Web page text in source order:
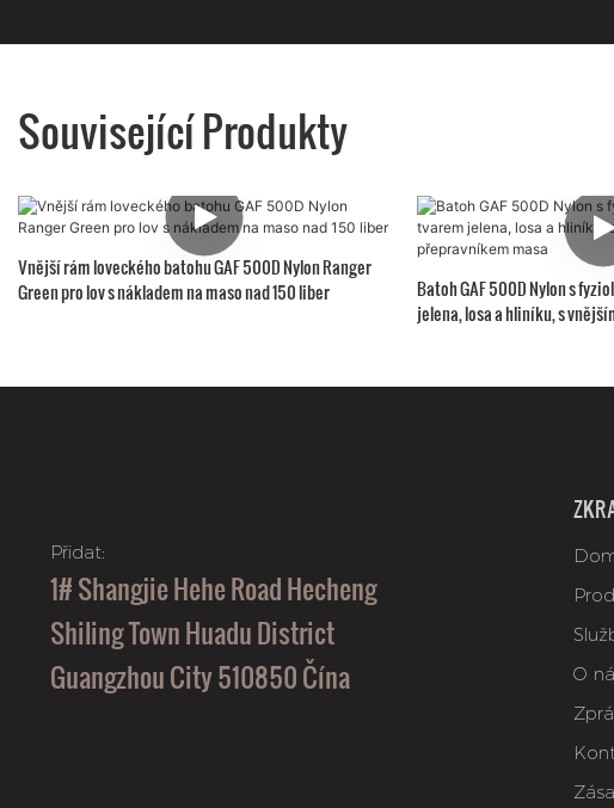
Související Produkty
Vnější rám loveckého batohu GAF 500D Nylon Ranger
Green pro lov s nákladem na maso nad 150 liber
Batoh GAF 500D Nylon s
jelena, losa a hliníku, s
Přidat:
1# Shangjie Hehe Road Hecheng
Shiling Town Huadu District
Guangzhou City 510850 Čína
O